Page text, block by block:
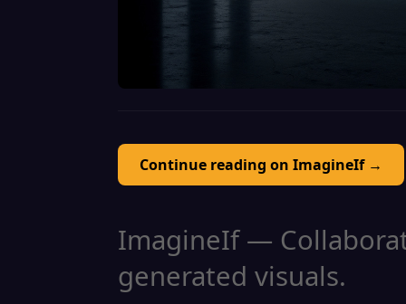
Continue reading on ImagineIf →
ImagineIf —
generated visuals.